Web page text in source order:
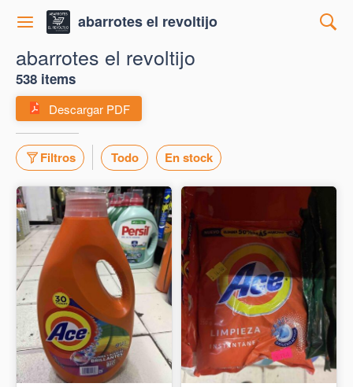
abarrotes el revoltijo
abarrotes el revoltijo
538 items
Descargar PDF
Filtros Todo En stock